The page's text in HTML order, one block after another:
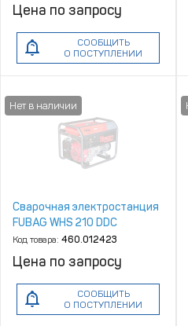
Цена по запросу
СООБЩИТЬ
О ПОСТУПЛЕНИИ
Сварочная электростанция
FUBAG WHS 210 DDC
Код товара: 460.012423
Цена по запросу
СООБЩИТЬ
О ПОСТУПЛЕНИИ